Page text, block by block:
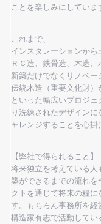
ことを楽しみにしていま
これまで、
インスタレーションか
ＲＣ造、鉄骨造、木造
新築だけでなくリノベ
伝統木造（重要文化財
といった幅広いプロジ
り洗練されたデザイン
ャレンジすることを心掛
【弊社で得られること】
将来独立を考えている
築ができるまでの流れ
クトを通じて将来の糧
す。もちろん事務所を経
構造家有志で活動して